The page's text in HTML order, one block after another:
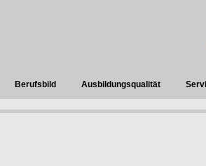
Berufsbild Ausbildungsqualität